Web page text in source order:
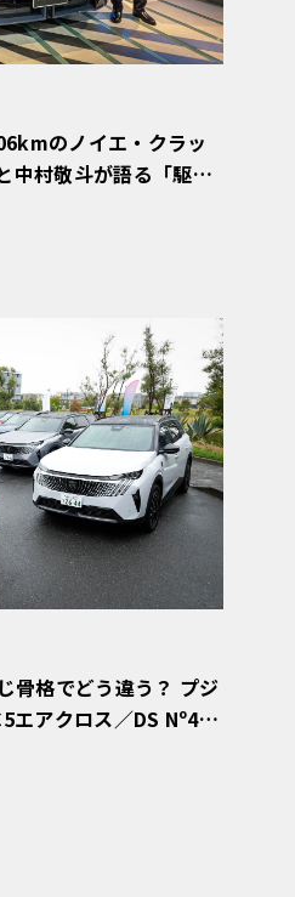
のノイエ・クラッ
中村敬斗が語る「駆け
骨格でどう違う？ プジ
エアクロス／DS Nº4